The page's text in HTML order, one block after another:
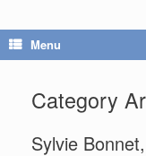
Menu
Category
Sylvie